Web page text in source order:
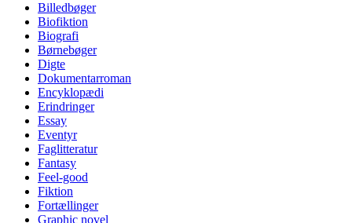
Billedbøger
Biofiktion
Biografi
Børnebøger
Digte
Dokumentarroman
Encyklopædi
Erindringer
Essay
Eventyr
Faglitteratur
Fantasy
Feel-good
Fiktion
Fortællinger
Graphic novel